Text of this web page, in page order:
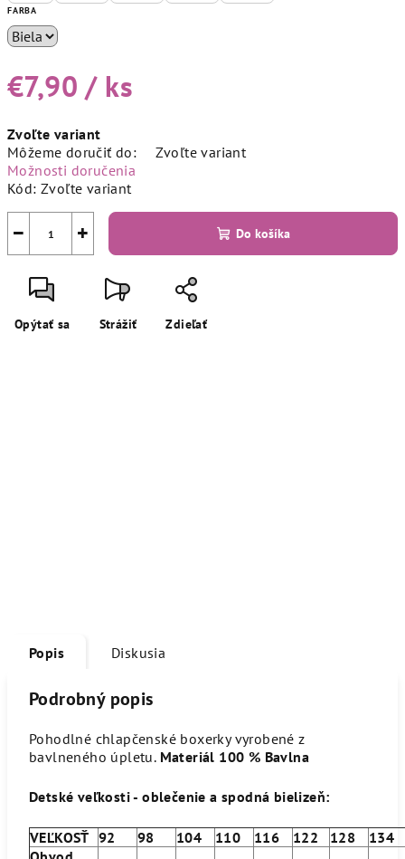
FARBA
€7,90/ ks
cena:
Zvoľte variant
Môžeme doručiť do:
Zvoľte variant
Možnosti doručenia
Kód: Zvoľte variant
+
− Do košíka
Opýtať sa Strážiť Zdieľať
Popis Diskusia
Podrobný popis
Pohodlné chlapčenské boxerky vyrobené z
bavlneného úpletu. Materiál 100 % Bavlna
Detské veľkosti - oblečenie a spodná bielizeň:
VEĽKOSŤ 92 98 104 110 116 122 128
134